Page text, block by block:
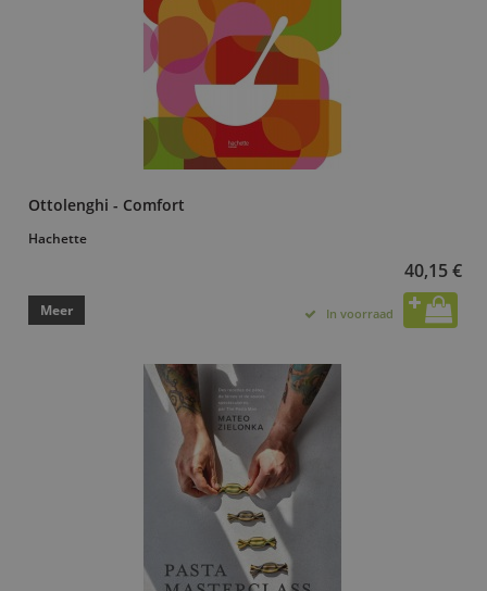
Ottolenghi - Comfort
Hachette
40,15 €
Meer In voorraad